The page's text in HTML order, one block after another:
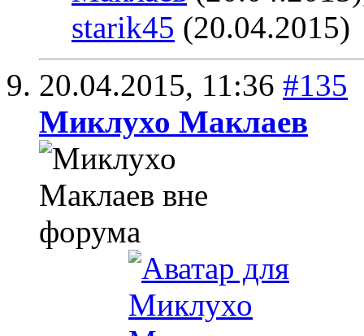
starik45 (20.04.2015)
20.04.2015, 11:36 #135
Миклухо Маклаев